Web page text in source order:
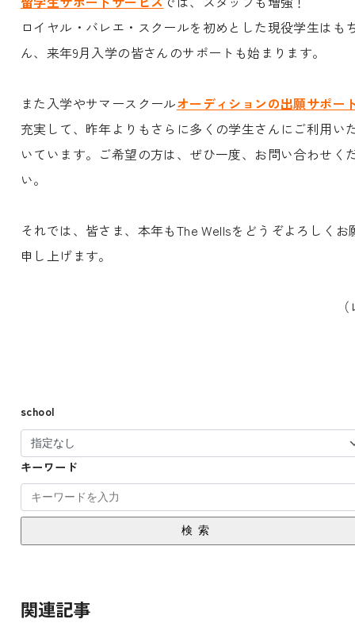
ロイヤル・バレエ・スクールを初めとした現役学生はも
ん、来年9月入学の皆さんのサポートも始まります。
また入学やサマースクールオーディションの出願サポー
充実して、昨年よりもさらに多くの学生さんにご利用い
いています。ご希望の方は、ぜひ一度、お問い合わせく
い。
それでは、皆さま、本年もThe Wellsをどうぞよろしくお
申し上げます。
school
キーワード
検索
関連記事